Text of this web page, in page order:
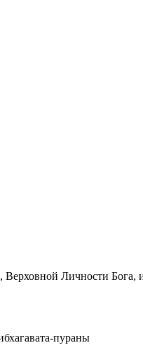
Личности Бога,
пураны